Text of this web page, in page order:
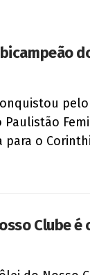
para o
Clube